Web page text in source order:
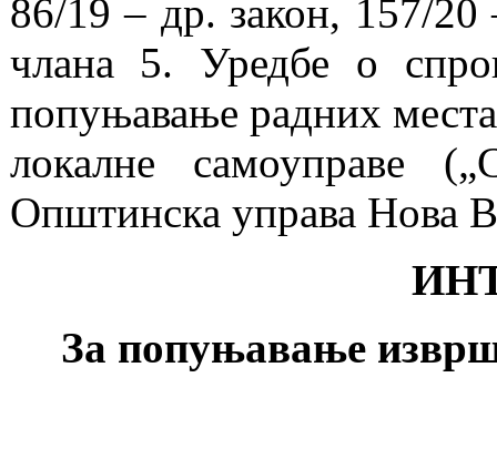
86/19 – др. закон, 157/
члана 5. Уредбе о
попуњавање радних
локалне самоуправе
Општинска управа Нова
За попуњавање